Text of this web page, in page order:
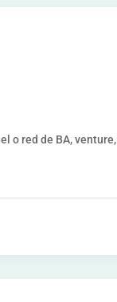
o red de BA, venture,